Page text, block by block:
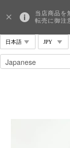
当店商品を
転売に御注